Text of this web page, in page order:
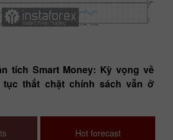
tích Smart Money: Kỳ vọng về
tục thắt chặt chính sách vẫn ở
Hot forecast